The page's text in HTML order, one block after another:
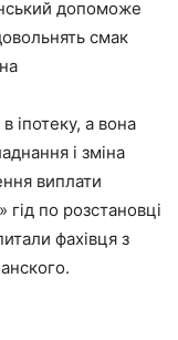
допоможе
смак
іпотеку, а вона
і зміна
виплати
гід по розстановці
фахівця з